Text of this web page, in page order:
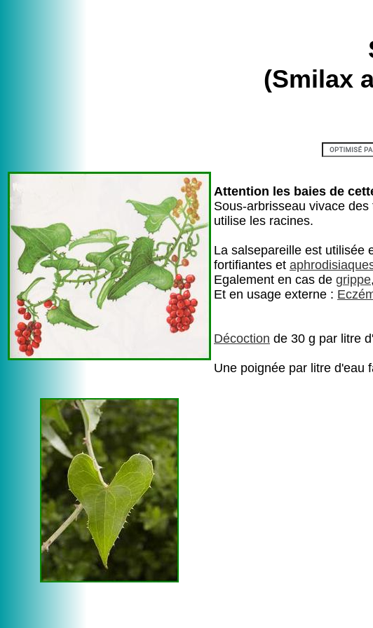
(Smilax
Attention les baies de
Sous-arbrisseau vivace
utilise les racines.
La salsepareille est utilisée
fortifiantes et
Egalement en cas de grippe,
Et en usage externe :
Décoction de 30 g par litre
Une poignée par litre d'eau